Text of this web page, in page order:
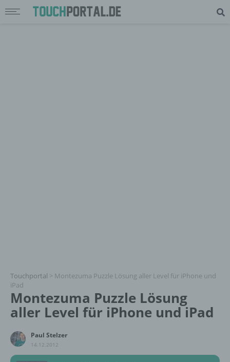
Touchportal > Montezuma Puzzle Lösung aller Level für iPhone und
iPad
Montezuma Puzzle Lösung
aller Level für iPhone und iPad
Paul Stelzer
14.12.2012